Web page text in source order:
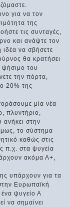
για να τον
της
τις συνταγές,
και ανάψτε τον
ιδέα να σβήσετε
θα κρατήσει
ψήσιμο του
την πόρτα,
20% της
μία νέα
πλυντήριο,
ανήκει στην
το σύστημα
καθώς στις
π.χ. στα ψυγεία
ακόμα Α+,
υπάρχουν για τα
Ευρωπαϊκή
ψυγείο Α
να σημαίνει